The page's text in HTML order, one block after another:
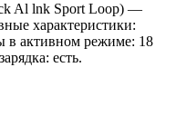
Al lnk Sport Loop) —
характеристики:
в активном режиме: 18
есть.